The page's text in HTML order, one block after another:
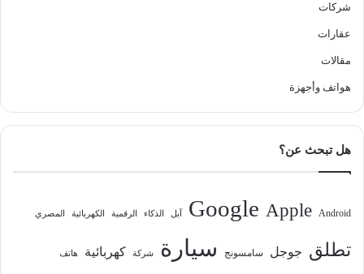
شركات
عقارات
مقالات
هواتف وأجهزة
هل تبحث عن؟
Android
Apple
Google آبل الذكاء الرقمية الكهربائية المصري
تطلق جوجل سامسونج سيارة شركة كهربائية هاتف